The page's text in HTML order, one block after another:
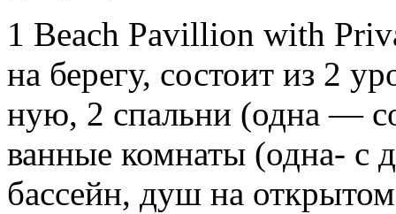
1 Beach Pavillion with
на бе­регу, сос­то­ит из 2
ную, 2 спаль­ни (од­на —
ван­ные ком­на­ты (од­на- с
бас­сейн, душ на